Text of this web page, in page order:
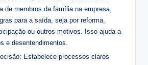
de membros da família na empresa,
para a saída, seja por reforma,
ou outros motivos. Isso ajuda a
e desentendimentos.
Estabelece processos claros